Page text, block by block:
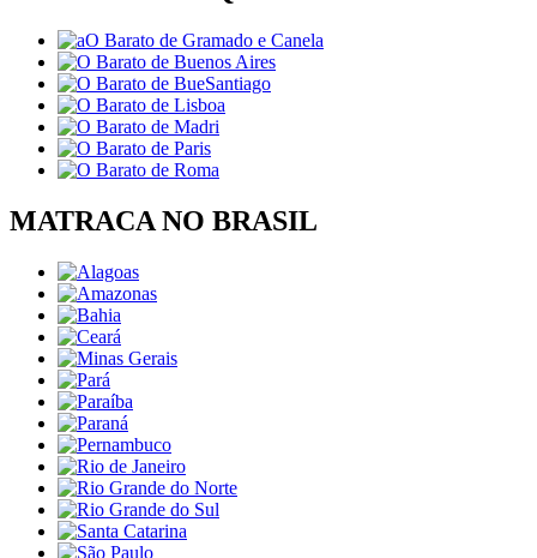
MATRACA NO BRASIL